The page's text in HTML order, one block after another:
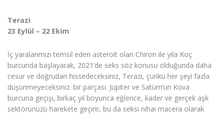
Terazi
23 Eylül – 22 Ekim
İç yaralarımızı temsil eden asteroit olan Chiron ile yıla Koç
burcunda başlayarak, 2021’de seks söz konusu olduğunda daha
cesur ve doğrudan hissedeceksiniz, Terazi, çünkü her şeyi fazla
düşünmeyeceksiniz. bir parçası. Jüpiter ve Satürn’ün Kova
burcuna geçişi, birkaç yıl boyunca eğlence, kader ve gerçek aşk
sektörünüzü harekete geçirir, bu da seksi nihai macera olarak